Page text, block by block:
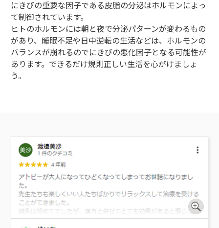
にきびの重要な因子である皮脂の分泌はホルモンによっ
て制御されています。
ヒトのホルモンには朝と夜で分泌パターンが変わるもの
があり、睡眠不足や日中逆転の生活などは、ホルモンの
バランスが崩れるのでにきびの悪化因子となる可能性が
あります。できるだけ規則正しい生活を心がけましょ
う。